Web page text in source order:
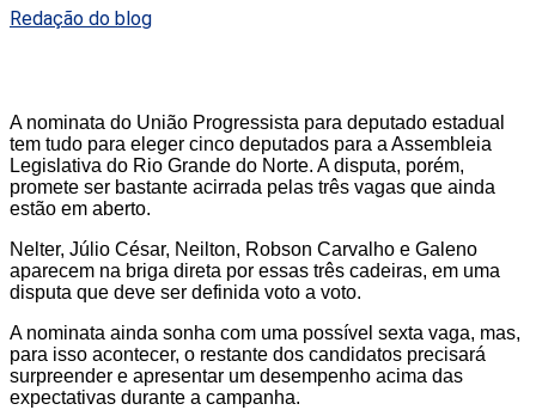
Redação do blog
A nominata do União Progressista para deputado estadual
tem tudo para eleger cinco deputados para a Assembleia
Legislativa do Rio Grande do Norte. A disputa, porém,
promete ser bastante acirrada pelas três vagas que ainda
estão em aberto.
Nelter, Júlio César, Neilton, Robson Carvalho e Galeno
aparecem na briga direta por essas três cadeiras, em uma
disputa que deve ser definida voto a voto.
A nominata ainda sonha com uma possível sexta vaga, mas,
para isso acontecer, o restante dos candidatos precisará
surpreender e apresentar um desempenho acima das
expectativas durante a campanha.